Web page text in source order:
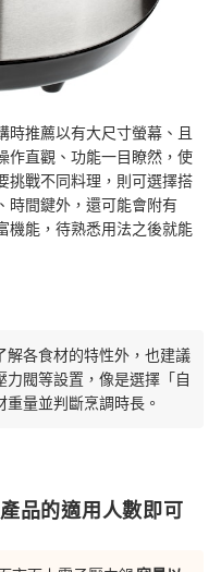
時推薦以有大尺寸螢幕、且
作直觀、功能一目瞭然，使
挑戰不同料理，則可選擇搭
時間鍵外，還可能會附有
機能，待熟悉用法之後就能
解各食材的特性外，也建議
閥等設置，像是選擇「自
量並判斷烹調時長。
品的適用人數即可